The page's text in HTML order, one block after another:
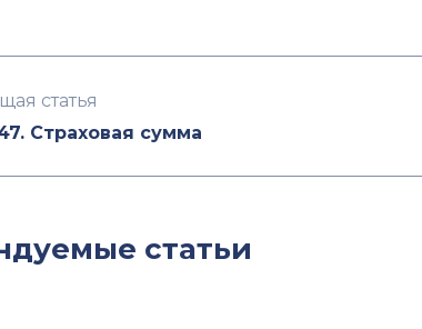
статья
Страховая сумма
статьи